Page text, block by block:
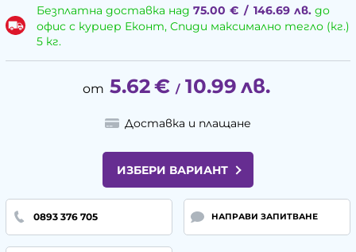
Безплатна доставка над 75.00 € / 146.69 лв.до
офис с куриер Еконт, Спиди максимално тегло (кг.)
5 кг.
5.62€ / 10.99 лв.
Доставка и плащане
ИЗБЕРИ ВАРИАНТ
0893 376 705 НАПРАВИ ЗАПИТВАНЕ